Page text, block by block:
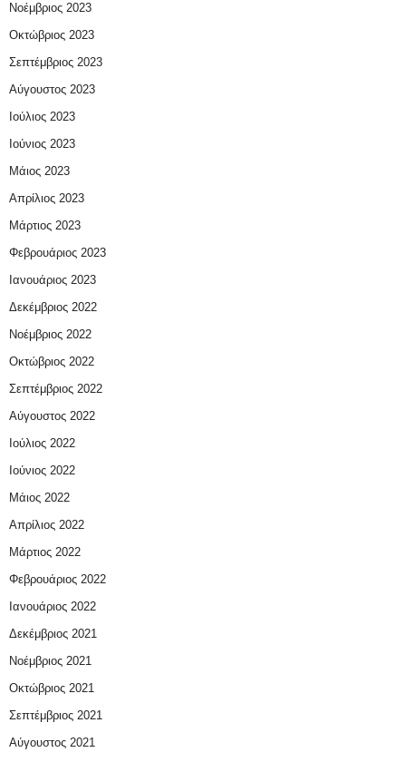
Νοέμβριος 2023
Οκτώβριος 2023
Σεπτέμβριος 2023
Αύγουστος 2023
Ιούλιος 2023
Ιούνιος 2023
Μάιος 2023
Απρίλιος 2023
Μάρτιος 2023
Φεβρουάριος 2023
Ιανουάριος 2023
Δεκέμβριος 2022
Νοέμβριος 2022
Οκτώβριος 2022
Σεπτέμβριος 2022
Αύγουστος 2022
Ιούλιος 2022
Ιούνιος 2022
Μάιος 2022
Απρίλιος 2022
Μάρτιος 2022
Φεβρουάριος 2022
Ιανουάριος 2022
Δεκέμβριος 2021
Νοέμβριος 2021
Οκτώβριος 2021
Σεπτέμβριος 2021
Αύγουστος 2021